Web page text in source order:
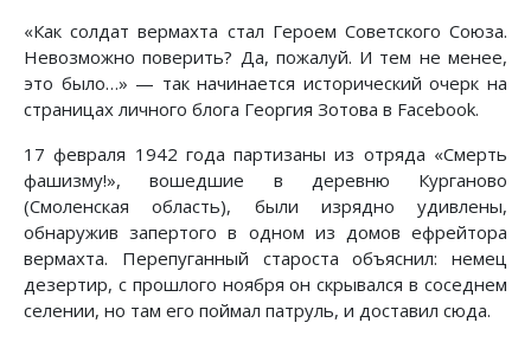
«Как солдат вермахта стал Героем Советского Союза.
Невозможно поверить? Да, пожалуй. И тем не менее,
это было…» — так начинается исторический очерк на
страницах личного блога Георгия Зотова в Facebook.
17 февраля 1942 года партизаны из отряда «Смерть
фашизму!», вошедшие в деревню Курганово
(Смоленская область), были изрядно удивлены,
обнаружив запертого в одном из домов ефрейтора
вермахта. Перепуганный староста объяснил: немец
дезертир, с прошлого ноября он скрывался в соседнем
селении, но там его поймал патруль, и доставил сюда.